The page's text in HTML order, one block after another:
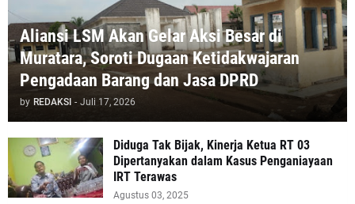
Aliansi LSM Akan Gelar Aksi Besar di
Muratara, Soroti Dugaan Ketidakwajaran
Pengadaan Barang dan Jasa DPRD
by REDAKSI - Juli 17, 2026
Diduga Tak Bijak, Kinerja Ketua RT 03
Dipertanyakan dalam Kasus Penganiayaan
IRT Terawas
Agustus 03, 2025